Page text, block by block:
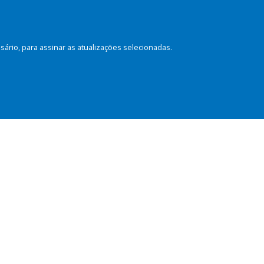
para assinar as atualizações selecionadas.